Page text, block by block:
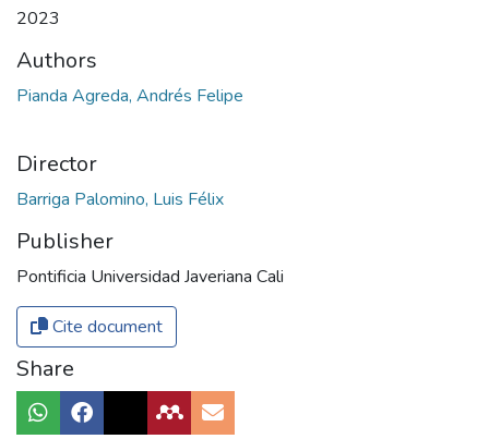
2023
Authors
Pianda Agreda, Andrés Felipe
Director
Barriga Palomino, Luis Félix
Publisher
Pontificia Universidad Javeriana Cali
Cite document
Share